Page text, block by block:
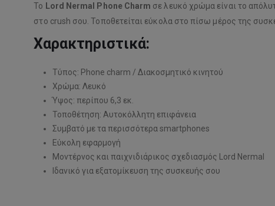
Το Lord Nermal Phone Charm σε λευκό χρώμα είναι το
στο crush σου. Τοποθετείται εύκολα στο πίσω μέρος της
Χαρακτηριστικά:
Τύπος: Phone charm / Διακοσμητικό κινητού
Χρώμα: Λευκό
Ύψος: περίπου 6,3 εκ.
Τοποθέτηση: Αυτοκόλλητη επιφάνεια
Συμβατό με τα περισσότερα smartphones
Εύκολη εφαρμογή
Μοντέρνος και παιχνιδιάρικος σχεδιασμός Lord Nermal
Ιδανικό για εξατομίκευση της συσκευής σου